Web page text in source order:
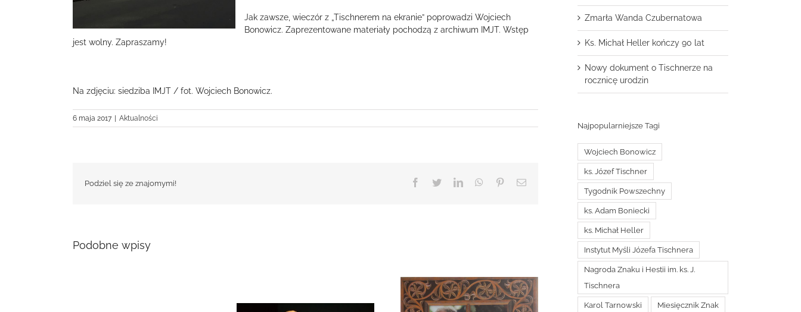
Jak zawsze, wieczór z „Tischnerem na ekranie” poprowadzi Wojciech
Bonowicz. Zaprezentowane materiały pochodzą z archiwum IMJT. Wstęp
jest wolny. Zapraszamy!
Na zdjęciu: siedziba IMJT / fot. Wojciech Bonowicz.
6 maja 2017 Aktualności
Podziel się ze znajomymi! Facebook
TwitterLinkedInWhatsApp
PinterestEmail
Podobne wpisy
Zmarła Wanda Czubernatowa
Ks. Michał Heller kończy 90 lat
Nowy dokument o Tischnerze na
rocznicę urodzin
Najpopularniejsze Tagi
Wojciech Bonowicz
ks. Józef Tischner
Tygodnik Powszechny
ks. Adam Boniecki
ks. Michał Heller
Instytut Myśli Józefa Tischnera
Nagroda Znaku i Hestii im. ks. J.
Tischnera
Karol Tarnowski Miesięcznik Znak